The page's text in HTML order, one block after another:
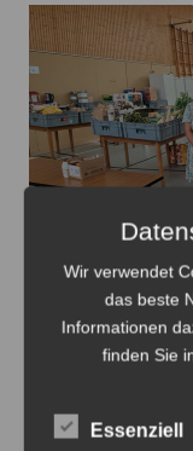
Erjona Hoti und
sowie Murielle
(v.li.) bei der
Hochschule
Tafel Sehnde
Wir verwendet
das beste
Informationen
finden Sie
Essenziell